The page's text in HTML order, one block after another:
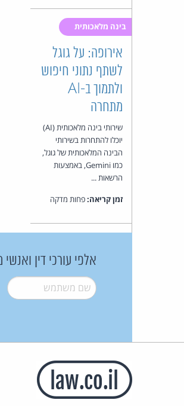
בינה מלאכותית
אירופה: על גוגל
לשתף נתוני חיפוש
ולתמוך ב-AI
מתחרה
שירותי בינה מלאכותית (AI)
יוכלו להתחרות בשירותי
הבינה המלאכותית של גוגל,
כמו Gemini, באמצעות
הרשאות ...
זמן קריאה:פחות מדקה
אלפי עורכי דין
שם משתמש*